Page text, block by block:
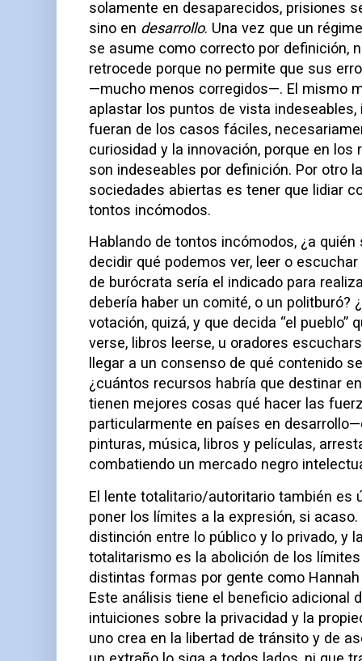
solamente en desaparecidos, prisiones
sino en desarrollo. Una vez que un
se asume como correcto por definición,
retrocede porque no permite que sus
—mucho menos corregidos—. El mismo
aplastar los puntos de vista
fueran de los casos fáciles,
curiosidad y la innovación, porque en
son indeseables por definición. Por otro
sociedades abiertas es tener que lidiar
tontos incómodos.
Hablando de tontos incómodos, ¿a
decidir qué podemos ver, leer o
de burócrata sería el indicado para
debería haber un comité, o un politburó?
votación, quizá, y que decida “el pueblo”
verse, libros leerse, u oradores
llegar a un consenso de qué contenido
¿cuántos recursos habría que destinar
tienen mejores cosas qué hacer las
particularmente en países en
pinturas, música, libros y películas,
combatiendo un mercado negro
El lente totalitario/autoritario también es
poner los límites a la expresión, si
distinción entre lo público y lo privado, y
totalitarismo es la abolición de los
distintas formas por gente como Hannah
Este análisis tiene el beneficio adicional
intuiciones sobre la privacidad y la
uno crea en la libertad de tránsito y de